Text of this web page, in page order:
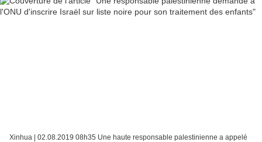
Xinhua | 02.08.2019 08h35 Une haute responsable palestinienne a appelé